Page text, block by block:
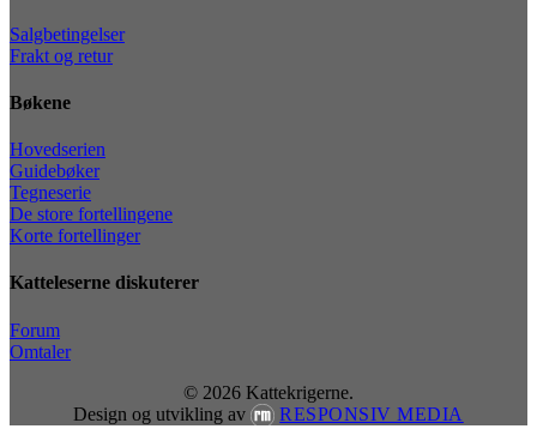
Salgbetingelser
Frakt og retur
Bøkene
Hovedserien
Guidebøker
Tegneserie
De store fortellingene
Korte fortellinger
Katteleserne diskuterer
Forum
Omtaler
© 2026 Kattekrigerne.
Design og utvikling av
RESPONSIV MEDIA